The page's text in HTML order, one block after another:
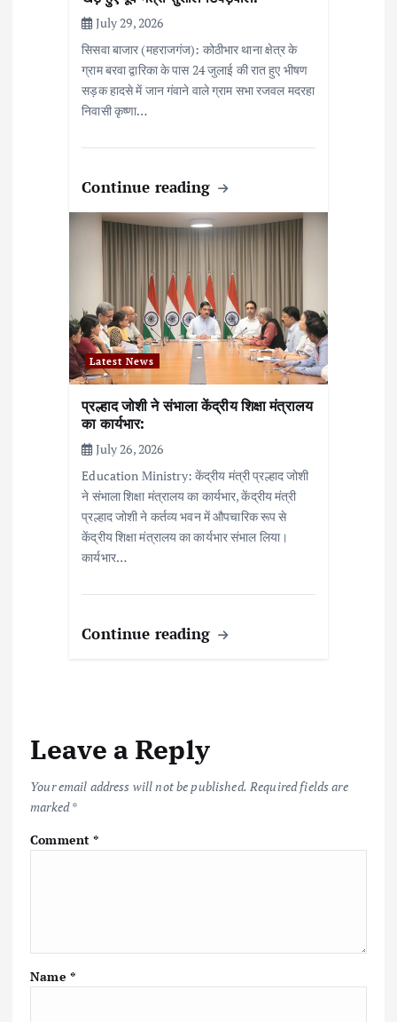
July 29, 2026
सिसवा बाजार (महराजगंज): कोठीभार थाना क्षेत्र के
ग्राम बरवा द्वारिका के पास 24 जुलाई की रात हुए भीषण
सड़क हादसे में जान गंवाने वाले ग्राम सभा रजवल मदरहा
निवासी कृष्णा…
Continue reading
Latest News
प्रल्हाद जोशी ने संभाला केंद्रीय शिक्षा मंत्रालय
का कार्यभार:
July 26, 2026
Education Ministry: केंद्रीय मंत्री प्रल्हाद जोशी
ने संभाला शिक्षा मंत्रालय का कार्यभार, केंद्रीय मंत्री
प्रल्हाद जोशी ने कर्तव्य भवन में औपचारिक रूप से
केंद्रीय शिक्षा मंत्रालय का कार्यभार संभाल लिया।
कार्यभार…
Continue reading
Leave a Reply
Your email address will not be published. Required fields are
marked*
Comment*
Name *